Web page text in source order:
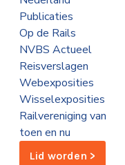
Publicaties
Op de Rails
NVBS Actueel
Reisverslagen
Webexposities
Wisselexposities
Railvereniging van
toen en nu
Lid worden >